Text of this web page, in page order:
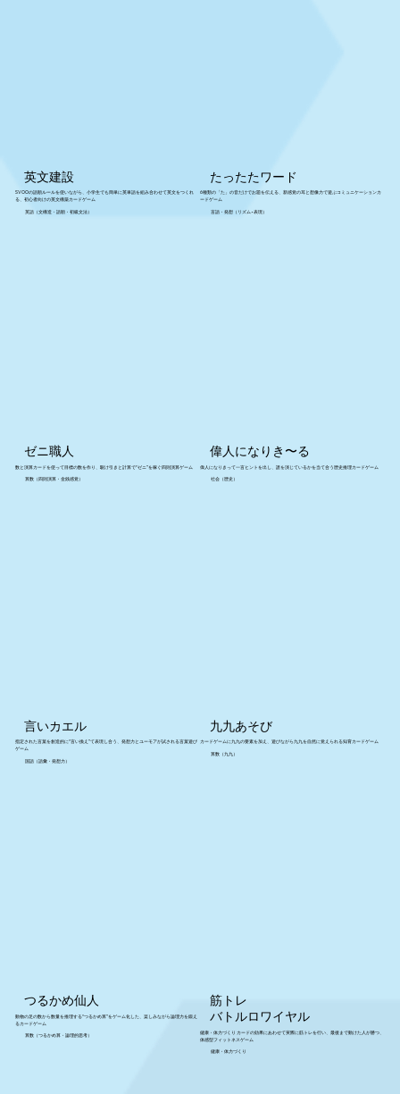
英文建設
SVOOの語順ルールを使いながら、小学生でも簡単に英単語を組み合わせて英文をつくれ
る、初心者向けの英文構築カードゲーム
英語（文構造・語順・初級文法）
たったたワード
6種類の「た」の音だけでお題を伝える、新感覚の耳と想像力で遊ぶコミュニケーションカ
ードゲーム
言語・発想（リズム×表現）
ゼニ職人
数と演算カードを使って目標の数を作り、駆け引きと計算で“ゼニ”を稼ぐ四則演算ゲーム
算数（四則演算・金銭感覚）
偉人になりき〜る
偉人になりきって一言ヒントを出し、誰を演じているかを当て合う歴史推理カードゲーム
社会（歴史）
言いカエル
指定された言葉を創造的に“言い換え”て表現し合う、発想力とユーモアが試される言葉遊び
ゲーム
国語（語彙・発想力）
九九あそび
カードゲームに九九の要素を加え、遊びながら九九を自然に覚えられる知育カードゲーム
算数（九九）
つるかめ仙人
動物の足の数から数量を推理する“つるかめ算”をゲーム化した、楽しみながら論理力を鍛え
るカードゲーム
算数（つるかめ算・論理的思考）
筋トレ
バトルロワイヤル
健康・体力づくり カードの効果にあわせて実際に筋トレを行い、最後まで動けた人が勝つ、
体感型フィットネスゲーム
健康・体力づくり